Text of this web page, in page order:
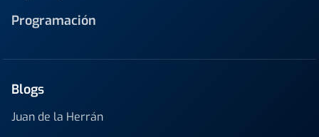
Programación
Blogs
Juan de la Herrán